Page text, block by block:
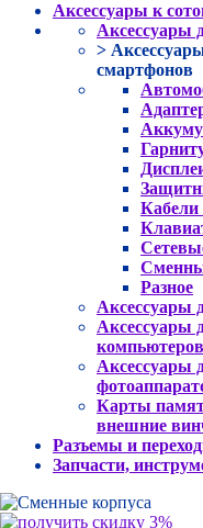
Аксессуары к
Аксессуары
>
смартфонов
Кабели
Разное
Аксессуары
Аксессуары
компьютеров
Аксессуары
Карты
внешние
Разъемы и
Запчасти,